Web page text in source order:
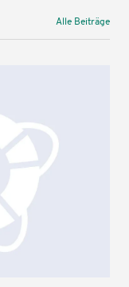
Alle Beiträge